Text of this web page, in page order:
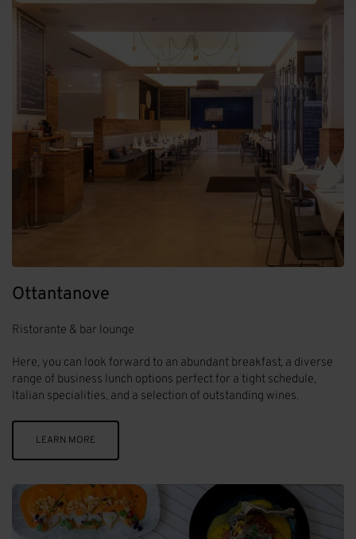
Ottantanove
Ristorante & bar lounge
Here, you can look forward to an abundant breakfast, a diverse
range of business lunch options perfect for a tight schedule,
Italian specialities, and a selection of outstanding wines.
LEARN MORE